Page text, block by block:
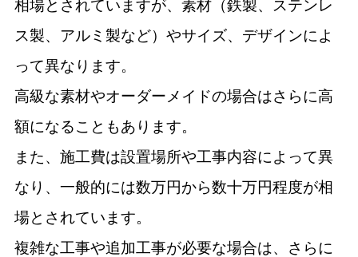
相場とされていますが、素材（鉄製、ステンレ
ス製、アルミ製など）やサイズ、デザインによ
って異なります。
高級な素材やオーダーメイドの場合はさらに高
額になることもあります。
また、施工費は設置場所や工事内容によって異
なり、一般的には数万円から数十万円程度が相
場とされています。
複雑な工事や追加工事が必要な場合は、さらに